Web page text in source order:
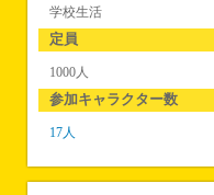
学校生活
定員
1000人
参加キャラクター数
17人